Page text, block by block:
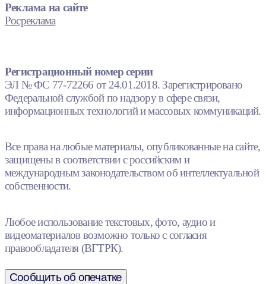
Реклама на сайте
Росреклама
Регистрационный номер серии
ЭЛ № ФС 77-72266 от 24.01.2018. Зарегистрировано
Федеральной службой по надзору в сфере связи,
информационных технологий и массовых коммуникаций.
Все права на любые материалы, опубликованные на сайте,
защищены в соответствии с российским и
международным законодательством об интеллектуальной
собственности.
Любое использование текстовых, фото, аудио и
видеоматериалов возможно только с согласия
правообладателя (ВГТРК).
Сообщить об опечатке